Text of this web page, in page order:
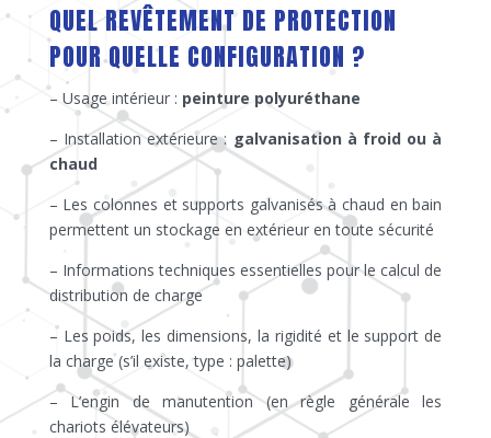
QUEL REVÊTEMENT DE PROTECTION
POUR QUELLE CONFIGURATION ?
– Usage intérieur : peinture polyuréthane
– Installation extérieure : galvanisation à froid ou à
chaud
– Les colonnes et supports galvanisés à chaud en bain
permettent un stockage en extérieur en toute sécurité
– Informations techniques essentielles pour le calcul de
distribution de charge
– Les poids, les dimensions, la rigidité et le support de
la charge (s’il existe, type : palette)
– L’engin de manutention (en règle générale les
chariots élévateurs)